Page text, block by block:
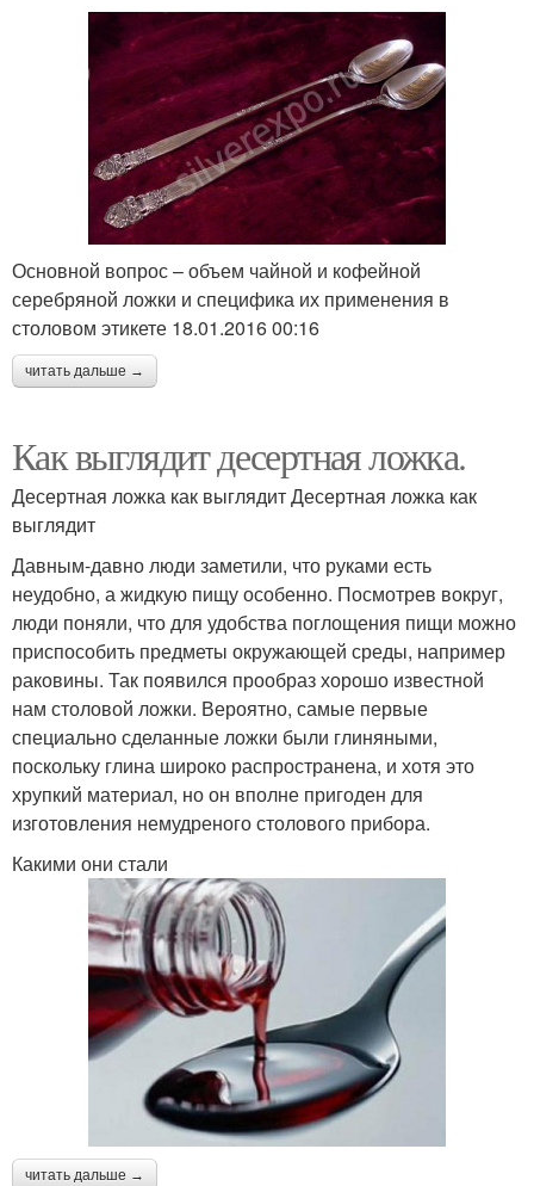
Основной вопрос – объем чайной и кофейной
серебряной ложки и специфика их применения в
столовом этикете 18.01.2016 00:16
читать дальше →
Как выглядит десертная ложка.
Десертная ложка как выглядит Десертная ложка как
выглядит
Давным-давно люди заметили, что руками есть
неудобно, а жидкую пищу особенно. Посмотрев вокруг,
люди поняли, что для удобства поглощения пищи можно
приспособить предметы окружающей среды, например
раковины. Так появился прообраз хорошо известной
нам столовой ложки. Вероятно, самые первые
специально сделанные ложки были глиняными,
поскольку глина широко распространена, и хотя это
хрупкий материал, но он вполне пригоден для
изготовления немудреного столового прибора.
Какими они стали
читать дальше →